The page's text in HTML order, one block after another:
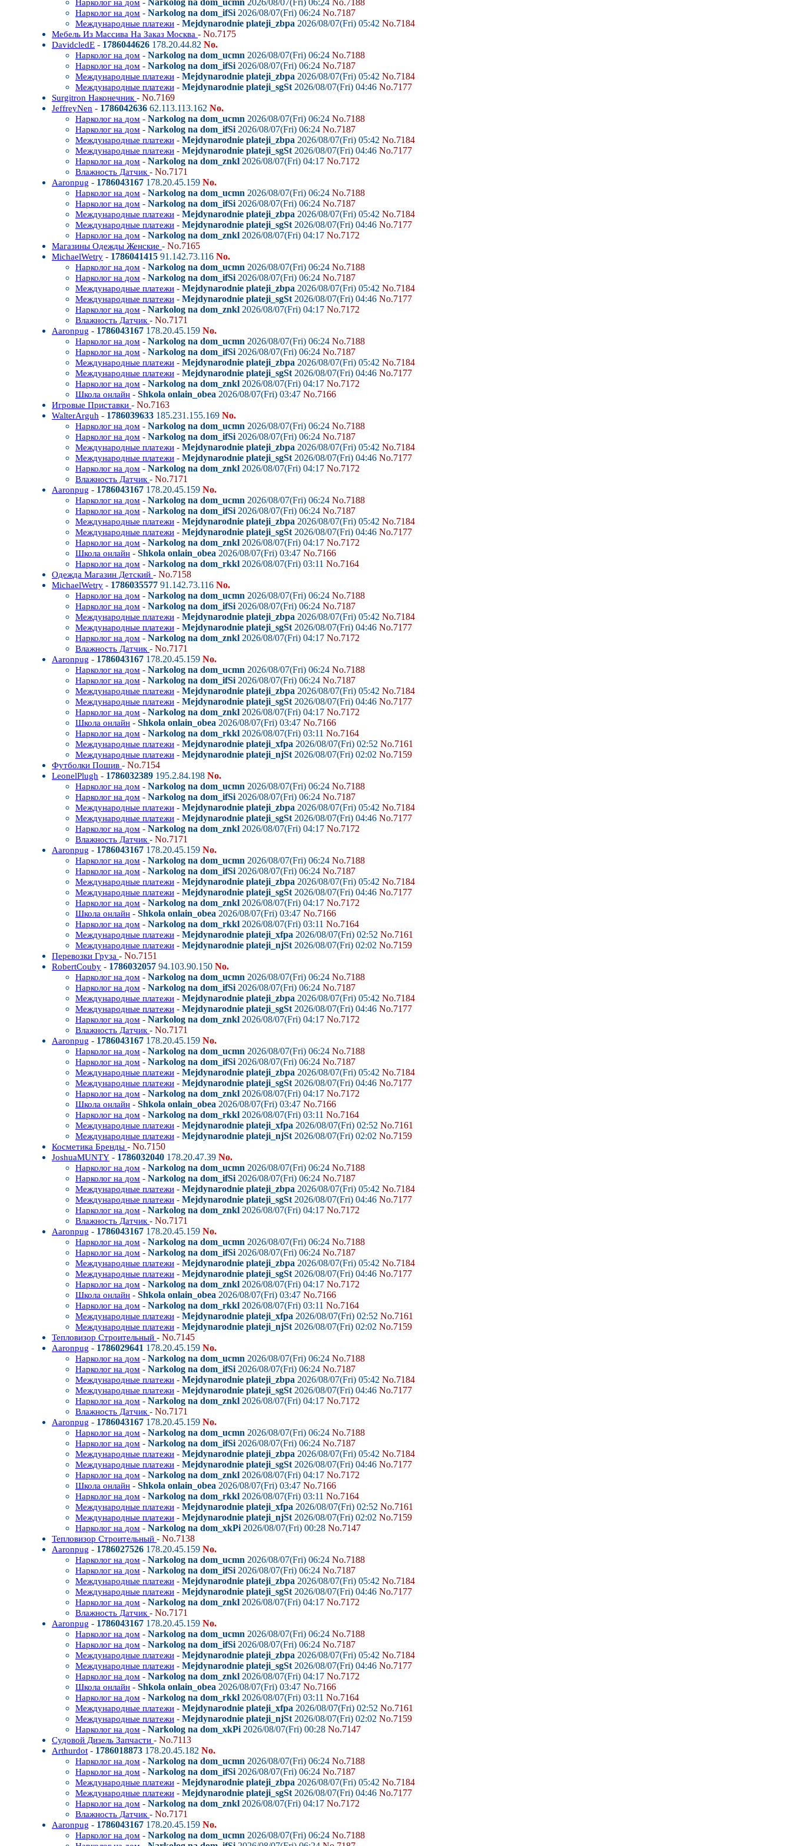
Нарколог на дом - Narkolog na dom_ucmn 2026/08/07(Fri) 06:24 No.7188
Нарколог на дом - Narkolog na dom_ifSi 2026/08/07(Fri) 06:24 No.7187
Международные платежи - Mejdynarodnie plateji_zbpa 2026/08/07(Fri) 05:42 No.7184
Мебель Из Массива На Заказ Москва - No.7175
DavidcledE - 1786044626 178.20.44.82 No.
Нарколог на дом - Narkolog na dom_ucmn 2026/08/07(Fri) 06:24 No.7188
Нарколог на дом - Narkolog na dom_ifSi 2026/08/07(Fri) 06:24 No.7187
Международные платежи - Mejdynarodnie plateji_zbpa 2026/08/07(Fri) 05:42 No.7184
Международные платежи - Mejdynarodnie plateji_sgSt 2026/08/07(Fri) 04:46 No.7177
Surgitron Наконечник - No.7169
JeffreyNen - 1786042636 62.113.113.162 No.
Нарколог на дом - Narkolog na dom_ucmn 2026/08/07(Fri) 06:24 No.7188
Нарколог на дом - Narkolog na dom_ifSi 2026/08/07(Fri) 06:24 No.7187
Международные платежи - Mejdynarodnie plateji_zbpa 2026/08/07(Fri) 05:42 No.7184
Международные платежи - Mejdynarodnie plateji_sgSt 2026/08/07(Fri) 04:46 No.7177
Нарколог на дом - Narkolog na dom_znkl 2026/08/07(Fri) 04:17 No.7172
Влажность Датчик - No.7171
Aaronpug - 1786043167 178.20.45.159 No.
Нарколог на дом - Narkolog na dom_ucmn 2026/08/07(Fri) 06:24 No.7188
Нарколог на дом - Narkolog na dom_ifSi 2026/08/07(Fri) 06:24 No.7187
Международные платежи - Mejdynarodnie plateji_zbpa 2026/08/07(Fri) 05:42 No.7184
Международные платежи - Mejdynarodnie plateji_sgSt 2026/08/07(Fri) 04:46 No.7177
Нарколог на дом - Narkolog na dom_znkl 2026/08/07(Fri) 04:17 No.7172
Магазины Одежды Женские - No.7165
MichaelWetry - 1786041415 91.142.73.116 No.
Нарколог на дом - Narkolog na dom_ucmn 2026/08/07(Fri) 06:24 No.7188
Нарколог на дом - Narkolog na dom_ifSi 2026/08/07(Fri) 06:24 No.7187
Международные платежи - Mejdynarodnie plateji_zbpa 2026/08/07(Fri) 05:42 No.7184
Международные платежи - Mejdynarodnie plateji_sgSt 2026/08/07(Fri) 04:46 No.7177
Нарколог на дом - Narkolog na dom_znkl 2026/08/07(Fri) 04:17 No.7172
Влажность Датчик - No.7171
Aaronpug - 1786043167 178.20.45.159 No.
Нарколог на дом - Narkolog na dom_ucmn 2026/08/07(Fri) 06:24 No.7188
Нарколог на дом - Narkolog na dom_ifSi 2026/08/07(Fri) 06:24 No.7187
Международные платежи - Mejdynarodnie plateji_zbpa 2026/08/07(Fri) 05:42 No.7184
Международные платежи - Mejdynarodnie plateji_sgSt 2026/08/07(Fri) 04:46 No.7177
Нарколог на дом - Narkolog na dom_znkl 2026/08/07(Fri) 04:17 No.7172
Школа онлайн - Shkola onlain_obea 2026/08/07(Fri) 03:47 No.7166
Игровые Приставки - No.7163
WalterArguh - 1786039633 185.231.155.169 No.
Нарколог на дом - Narkolog na dom_ucmn 2026/08/07(Fri) 06:24 No.7188
Нарколог на дом - Narkolog na dom_ifSi 2026/08/07(Fri) 06:24 No.7187
Международные платежи - Mejdynarodnie plateji_zbpa 2026/08/07(Fri) 05:42 No.7184
Международные платежи - Mejdynarodnie plateji_sgSt 2026/08/07(Fri) 04:46 No.7177
Нарколог на дом - Narkolog na dom_znkl 2026/08/07(Fri) 04:17 No.7172
Влажность Датчик - No.7171
Aaronpug - 1786043167 178.20.45.159 No.
Нарколог на дом - Narkolog na dom_ucmn 2026/08/07(Fri) 06:24 No.7188
Нарколог на дом - Narkolog na dom_ifSi 2026/08/07(Fri) 06:24 No.7187
Международные платежи - Mejdynarodnie plateji_zbpa 2026/08/07(Fri) 05:42 No.7184
Международные платежи - Mejdynarodnie plateji_sgSt 2026/08/07(Fri) 04:46 No.7177
Нарколог на дом - Narkolog na dom_znkl 2026/08/07(Fri) 04:17 No.7172
Школа онлайн - Shkola onlain_obea 2026/08/07(Fri) 03:47 No.7166
Нарколог на дом - Narkolog na dom_rkkl 2026/08/07(Fri) 03:11 No.7164
Одежда Магазин Детский - No.7158
MichaelWetry - 1786035577 91.142.73.116 No.
Нарколог на дом - Narkolog na dom_ucmn 2026/08/07(Fri) 06:24 No.7188
Нарколог на дом - Narkolog na dom_ifSi 2026/08/07(Fri) 06:24 No.7187
Международные платежи - Mejdynarodnie plateji_zbpa 2026/08/07(Fri) 05:42 No.7184
Международные платежи - Mejdynarodnie plateji_sgSt 2026/08/07(Fri) 04:46 No.7177
Нарколог на дом - Narkolog na dom_znkl 2026/08/07(Fri) 04:17 No.7172
Влажность Датчик - No.7171
Aaronpug - 1786043167 178.20.45.159 No.
Нарколог на дом - Narkolog na dom_ucmn 2026/08/07(Fri) 06:24 No.7188
Нарколог на дом - Narkolog na dom_ifSi 2026/08/07(Fri) 06:24 No.7187
Международные платежи - Mejdynarodnie plateji_zbpa 2026/08/07(Fri) 05:42 No.7184
Международные платежи - Mejdynarodnie plateji_sgSt 2026/08/07(Fri) 04:46 No.7177
Нарколог на дом - Narkolog na dom_znkl 2026/08/07(Fri) 04:17 No.7172
Школа онлайн - Shkola onlain_obea 2026/08/07(Fri) 03:47 No.7166
Нарколог на дом - Narkolog na dom_rkkl 2026/08/07(Fri) 03:11 No.7164
Международные платежи - Mejdynarodnie plateji_xfpa 2026/08/07(Fri) 02:52 No.7161
Международные платежи - Mejdynarodnie plateji_njSt 2026/08/07(Fri) 02:02 No.7159
Футболки Пошив - No.7154
LeonelPlugh - 1786032389 195.2.84.198 No.
Нарколог на дом - Narkolog na dom_ucmn 2026/08/07(Fri) 06:24 No.7188
Нарколог на дом - Narkolog na dom_ifSi 2026/08/07(Fri) 06:24 No.7187
Международные платежи - Mejdynarodnie plateji_zbpa 2026/08/07(Fri) 05:42 No.7184
Международные платежи - Mejdynarodnie plateji_sgSt 2026/08/07(Fri) 04:46 No.7177
Нарколог на дом - Narkolog na dom_znkl 2026/08/07(Fri) 04:17 No.7172
Влажность Датчик - No.7171
Aaronpug - 1786043167 178.20.45.159 No.
Нарколог на дом - Narkolog na dom_ucmn 2026/08/07(Fri) 06:24 No.7188
Нарколог на дом - Narkolog na dom_ifSi 2026/08/07(Fri) 06:24 No.7187
Международные платежи - Mejdynarodnie plateji_zbpa 2026/08/07(Fri) 05:42 No.7184
Международные платежи - Mejdynarodnie plateji_sgSt 2026/08/07(Fri) 04:46 No.7177
Нарколог на дом - Narkolog na dom_znkl 2026/08/07(Fri) 04:17 No.7172
Школа онлайн - Shkola onlain_obea 2026/08/07(Fri) 03:47 No.7166
Нарколог на дом - Narkolog na dom_rkkl 2026/08/07(Fri) 03:11 No.7164
Международные платежи - Mejdynarodnie plateji_xfpa 2026/08/07(Fri) 02:52 No.7161
Международные платежи - Mejdynarodnie plateji_njSt 2026/08/07(Fri) 02:02 No.7159
Перевозки Груза - No.7151
RobertCouby - 1786032057 94.103.90.150 No.
Нарколог на дом - Narkolog na dom_ucmn 2026/08/07(Fri) 06:24 No.7188
Нарколог на дом - Narkolog na dom_ifSi 2026/08/07(Fri) 06:24 No.7187
Международные платежи - Mejdynarodnie plateji_zbpa 2026/08/07(Fri) 05:42 No.7184
Международные платежи - Mejdynarodnie plateji_sgSt 2026/08/07(Fri) 04:46 No.7177
Нарколог на дом - Narkolog na dom_znkl 2026/08/07(Fri) 04:17 No.7172
Влажность Датчик - No.7171
Aaronpug - 1786043167 178.20.45.159 No.
Нарколог на дом - Narkolog na dom_ucmn 2026/08/07(Fri) 06:24 No.7188
Нарколог на дом - Narkolog na dom_ifSi 2026/08/07(Fri) 06:24 No.7187
Международные платежи - Mejdynarodnie plateji_zbpa 2026/08/07(Fri) 05:42 No.7184
Международные платежи - Mejdynarodnie plateji_sgSt 2026/08/07(Fri) 04:46 No.7177
Нарколог на дом - Narkolog na dom_znkl 2026/08/07(Fri) 04:17 No.7172
Школа онлайн - Shkola onlain_obea 2026/08/07(Fri) 03:47 No.7166
Нарколог на дом - Narkolog na dom_rkkl 2026/08/07(Fri) 03:11 No.7164
Международные платежи - Mejdynarodnie plateji_xfpa 2026/08/07(Fri) 02:52 No.7161
Международные платежи - Mejdynarodnie plateji_njSt 2026/08/07(Fri) 02:02 No.7159
Косметика Бренды - No.7150
JoshuaMUNTY - 1786032040 178.20.47.39 No.
Нарколог на дом - Narkolog na dom_ucmn 2026/08/07(Fri) 06:24 No.7188
Нарколог на дом - Narkolog na dom_ifSi 2026/08/07(Fri) 06:24 No.7187
Международные платежи - Mejdynarodnie plateji_zbpa 2026/08/07(Fri) 05:42 No.7184
Международные платежи - Mejdynarodnie plateji_sgSt 2026/08/07(Fri) 04:46 No.7177
Нарколог на дом - Narkolog na dom_znkl 2026/08/07(Fri) 04:17 No.7172
Влажность Датчик - No.7171
Aaronpug - 1786043167 178.20.45.159 No.
Нарколог на дом - Narkolog na dom_ucmn 2026/08/07(Fri) 06:24 No.7188
Нарколог на дом - Narkolog na dom_ifSi 2026/08/07(Fri) 06:24 No.7187
Международные платежи - Mejdynarodnie plateji_zbpa 2026/08/07(Fri) 05:42 No.7184
Международные платежи - Mejdynarodnie plateji_sgSt 2026/08/07(Fri) 04:46 No.7177
Нарколог на дом - Narkolog na dom_znkl 2026/08/07(Fri) 04:17 No.7172
Школа онлайн - Shkola onlain_obea 2026/08/07(Fri) 03:47 No.7166
Нарколог на дом - Narkolog na dom_rkkl 2026/08/07(Fri) 03:11 No.7164
Международные платежи - Mejdynarodnie plateji_xfpa 2026/08/07(Fri) 02:52 No.7161
Международные платежи - Mejdynarodnie plateji_njSt 2026/08/07(Fri) 02:02 No.7159
Тепловизор Строительный - No.7145
Aaronpug - 1786029641 178.20.45.159 No.
Нарколог на дом - Narkolog na dom_ucmn 2026/08/07(Fri) 06:24 No.7188
Нарколог на дом - Narkolog na dom_ifSi 2026/08/07(Fri) 06:24 No.7187
Международные платежи - Mejdynarodnie plateji_zbpa 2026/08/07(Fri) 05:42 No.7184
Международные платежи - Mejdynarodnie plateji_sgSt 2026/08/07(Fri) 04:46 No.7177
Нарколог на дом - Narkolog na dom_znkl 2026/08/07(Fri) 04:17 No.7172
Влажность Датчик - No.7171
Aaronpug - 1786043167 178.20.45.159 No.
Нарколог на дом - Narkolog na dom_ucmn 2026/08/07(Fri) 06:24 No.7188
Нарколог на дом - Narkolog na dom_ifSi 2026/08/07(Fri) 06:24 No.7187
Международные платежи - Mejdynarodnie plateji_zbpa 2026/08/07(Fri) 05:42 No.7184
Международные платежи - Mejdynarodnie plateji_sgSt 2026/08/07(Fri) 04:46 No.7177
Нарколог на дом - Narkolog na dom_znkl 2026/08/07(Fri) 04:17 No.7172
Школа онлайн - Shkola onlain_obea 2026/08/07(Fri) 03:47 No.7166
Нарколог на дом - Narkolog na dom_rkkl 2026/08/07(Fri) 03:11 No.7164
Международные платежи - Mejdynarodnie plateji_xfpa 2026/08/07(Fri) 02:52 No.7161
Международные платежи - Mejdynarodnie plateji_njSt 2026/08/07(Fri) 02:02 No.7159
Нарколог на дом - Narkolog na dom_xkPi 2026/08/07(Fri) 00:28 No.7147
Тепловизор Строительный - No.7138
Aaronpug - 1786027526 178.20.45.159 No.
Нарколог на дом - Narkolog na dom_ucmn 2026/08/07(Fri) 06:24 No.7188
Нарколог на дом - Narkolog na dom_ifSi 2026/08/07(Fri) 06:24 No.7187
Международные платежи - Mejdynarodnie plateji_zbpa 2026/08/07(Fri) 05:42 No.7184
Международные платежи - Mejdynarodnie plateji_sgSt 2026/08/07(Fri) 04:46 No.7177
Нарколог на дом - Narkolog na dom_znkl 2026/08/07(Fri) 04:17 No.7172
Влажность Датчик - No.7171
Aaronpug - 1786043167 178.20.45.159 No.
Нарколог на дом - Narkolog na dom_ucmn 2026/08/07(Fri) 06:24 No.7188
Нарколог на дом - Narkolog na dom_ifSi 2026/08/07(Fri) 06:24 No.7187
Международные платежи - Mejdynarodnie plateji_zbpa 2026/08/07(Fri) 05:42 No.7184
Международные платежи - Mejdynarodnie plateji_sgSt 2026/08/07(Fri) 04:46 No.7177
Нарколог на дом - Narkolog na dom_znkl 2026/08/07(Fri) 04:17 No.7172
Школа онлайн - Shkola onlain_obea 2026/08/07(Fri) 03:47 No.7166
Нарколог на дом - Narkolog na dom_rkkl 2026/08/07(Fri) 03:11 No.7164
Международные платежи - Mejdynarodnie plateji_xfpa 2026/08/07(Fri) 02:52 No.7161
Международные платежи - Mejdynarodnie plateji_njSt 2026/08/07(Fri) 02:02 No.7159
Нарколог на дом - Narkolog na dom_xkPi 2026/08/07(Fri) 00:28 No.7147
Судовой Дизель Запчасти - No.7113
Arthurdot - 1786018873 178.20.45.182 No.
Нарколог на дом - Narkolog na dom_ucmn 2026/08/07(Fri) 06:24 No.7188
Нарколог на дом - Narkolog na dom_ifSi 2026/08/07(Fri) 06:24 No.7187
Международные платежи - Mejdynarodnie plateji_zbpa 2026/08/07(Fri) 05:42 No.7184
Международные платежи - Mejdynarodnie plateji_sgSt 2026/08/07(Fri) 04:46 No.7177
Нарколог на дом - Narkolog na dom_znkl 2026/08/07(Fri) 04:17 No.7172
Влажность Датчик - No.7171
Aaronpug - 1786043167 178.20.45.159 No.
Нарколог на дом - Narkolog na dom_ucmn 2026/08/07(Fri) 06:24 No.7188